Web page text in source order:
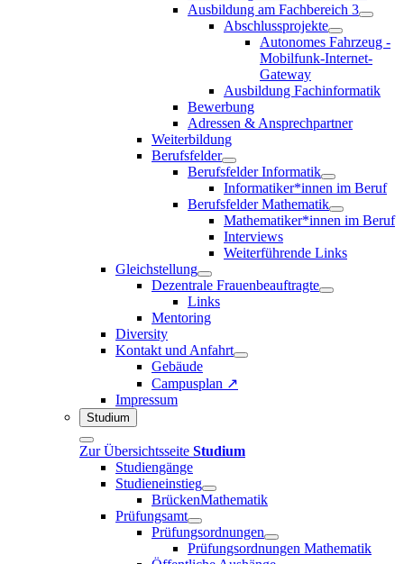
Ausbildung am Fachbereich 3
Abschlussprojekte
Autonomes Fahrzeug -
Mobilfunk-Internet-
Gateway
Ausbildung Fachinformatik
Bewerbung
Adressen & Ansprechpartner
Weiterbildung
Berufsfelder
Berufsfelder Informatik
Informatiker*innen im Beruf
Berufsfelder Mathematik
Mathematiker*innen im Beruf
Interviews
Weiterführende Links
Gleichstellung
Dezentrale Frauenbeauftragte
Links
Mentoring
Diversity
Kontakt und Anfahrt
Gebäude
Campusplan ↗
Impressum
Studium
Zur Übersichtsseite Studium
Studiengänge
Studieneinstieg
BrückenMathematik
Prüfungsamt
Prüfungsordnungen
Prüfungsordnungen Mathematik